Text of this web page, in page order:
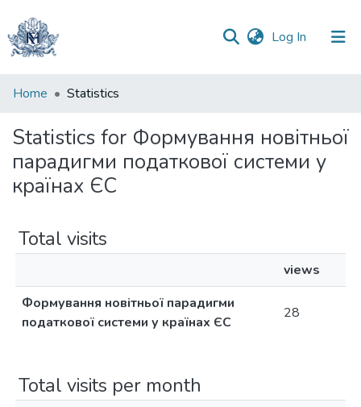
Log In (current)
Communities
Collections
All of DSpace
Home Statistics
Statistics for Формування новітньої
парадигми податкової системи у
країнах ЄС
Total visits
views
Формування новітньої парадигми
податкової системи у країнах ЄС
28
Total visits per month